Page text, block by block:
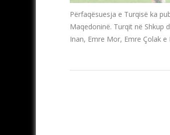
Përfaqësuesja e Turqisë ka
Maqedoninë. Turqit në Shkup
Inan, Emre Mor, Emre Çolak